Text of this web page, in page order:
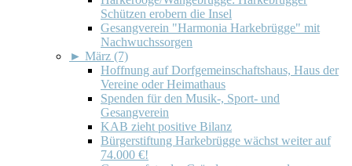
Schützen erobern die Insel
Gesangverein "Harmonia Harkebrügge" mit
Nachwuchssorgen
► März (7)
Hoffnung auf Dorfgemeinschaftshaus, Haus der
Vereine oder Heimathaus
Spenden für den Musik-, Sport- und
Gesangverein
KAB zieht positive Bilanz
Bürgerstiftung Harkebrügge wächst weiter auf
74.000 €!